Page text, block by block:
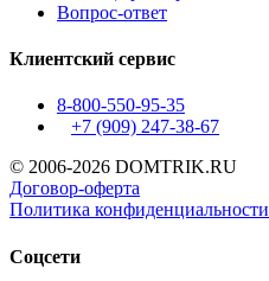
Вопрос-ответ
Клиентский сервис
8-800-550-95-35
+7 (909) 247-38-67
© 2006-2026 DOMTRIK.RU
Договор-оферта
Политика конфиденциальности
Соцсети